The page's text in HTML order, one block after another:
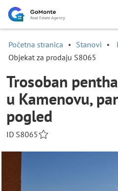
Početna stranica Stanovi
Objekat za prodaju S8065
Trosoban
u Kamenovu,
pogled
ID S8065